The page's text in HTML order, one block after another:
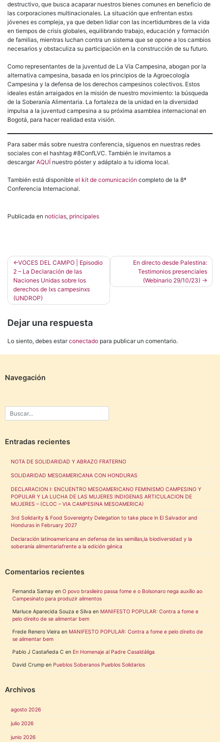
destructivo, que busca acaparar nuestros bienes comunes en beneficio de
las corporaciones multinacionales. La situación que enfrentan estxs
jóvenes es compleja, ya que deben lidiar con las incertidumbres de la vida
en tiempos de crisis globales, equilibrando trabajo, educación y formación
de familias, mientras luchan contra un sistema que se opone a los cambios
necesarios y obstaculiza su participación en la construcción de su futuro.
Como representantes de la juventud de La Vía Campesina, abogan por la
alternativa campesina, basada en los principios de la Agroecología
Campesina y la defensa de los derechos campesinos colectivos. Estos
ideales están arraigados en la misión de nuestro movimiento: la búsqueda
de la Soberanía Alimentaria. La fortaleza de la unidad en la diversidad
impulsa a la juventud campesina a su próxima asamblea internacional en
Bogotá, para hacer realidad esta visión.
Para saber más sobre nuestra conferencia, síguenos en nuestras redes
sociales con el hashtag #8ConfLVC. También le invitamos a
descargarAQUÍ nuestro póster y adáptalo a tu idioma local.
También está disponible el kit de comunicación completo de la 8ª
Conferencia Internacional.
Publicada en noticias, principales
Navegación
de
entradas
VOCES DEL CAMPO | Episodio
2 – La Declaración de las
Naciones Unidas sobre los
derechos de lxs campesinxs
(UNDROP)
En directo desde Palestina:
Testimonios presenciales
(Webinario 29/10/23)
Dejar una respuesta
Lo siento, debes estarconectado para publicar un comentario.
Navegación
Entradas recientes
NOTA DE SOLIDARIDAD Y ABRAZO FRATERNO
SOLIDARIDAD MESOAMERICANA CON HONDURAS
DECLARACION I: ENCUENTRO MESOAMERICANO FEMINISMO CAMPESINO Y
POPULAR Y LA LUCHA DE LAS MUJERES INDIGENAS ARTICULACION DE
MUJERES – (CLOC – VIA CAMPESINA MESOAMERICA)
3rd Solidarity & Food Sovereignty Delegation to take place in El Salvador and
Honduras in February 2027
Declaración latinoamericana en defensa de las semillas,la biodiversidad y la
soberanía alimentariafrente a la edición génica
Comentarios recientes
Fernanda Samay en O povo brasileiro passa fome e o Bolsonaro nega auxílio ao
Campesinato para produzir alimentos
Marluce Aparecida Souza e Silva en MANIFESTO POPULAR: Contra a fome e
pelo direito de se alimentar bem
Frede Renero Vieira en MANIFESTO POPULAR: Contra a fome e pelo direito de
se alimentar bem
Pablo J Castañeda C en En Homenaje al Padre Casaldáliga
David Crump en Pueblos Soberanos Pueblos Solidarios
Archivos
agosto 2026
julio 2026
junio 2026